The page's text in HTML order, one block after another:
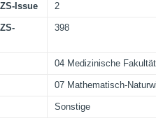
Issue 2
398
04 Medizinische Fakultät
07 Mathematisch-
Sonstige